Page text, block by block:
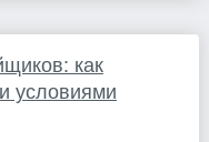
как
условиями